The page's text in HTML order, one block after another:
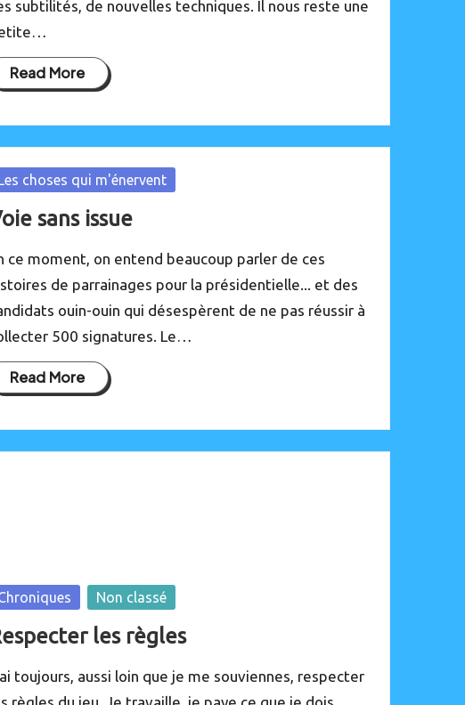
subtilités, de nouvelles techniques. Il nous reste une
Read More
choses qui m'énervent
sans issue
ce moment, on entend beaucoup parler de ces
de parrainages pour la présidentielle... et des
ouin-ouin qui désespèrent de ne pas réussir à
500 signatures. Le…
Read More
Non classé
les règles
toujours, aussi loin que je me souviennes, respecter
règles du jeu. Je travaille, je paye ce que je dois.